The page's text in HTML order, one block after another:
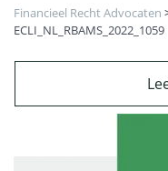
Financieel Recht Advocaten
ECLI_NL_RBAMS_2022_1059